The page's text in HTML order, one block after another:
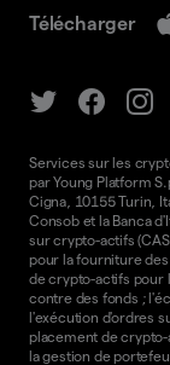
Télécharger
Services sur les
par Young Platform
Cigna, 10155 Turin,
Consob et la Banca
sur crypto-actifs
pour la fourniture
de crypto-actifs pour
contre des fonds ;
l'exécution d'ordres
placement de
la gestion de